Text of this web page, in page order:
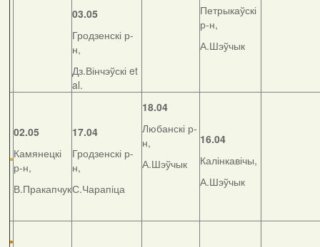
03.05
Гродзенскі р-
н,
Дз.Вінчэўскі et
al.
Петрыкаўскі
р-н,
А.Шэўчык
02.05
Камянецкі
р-н,
В.Пракапчук
17.04
Гродзенскі р-
н,
С.Чарапіца
18.04
Любанскі р-
н,
А.Шэўчык
16.04
Калінкавічы,
А.Шэўчык